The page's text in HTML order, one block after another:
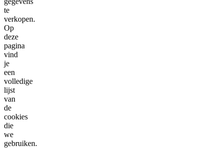
te
verkopen.
Op
deze
pagina
vind
je
een
volledige
lijst
van
de
cookies
die
we
gebruiken.